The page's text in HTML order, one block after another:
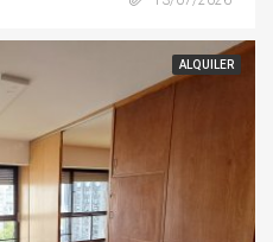
ALQUILER